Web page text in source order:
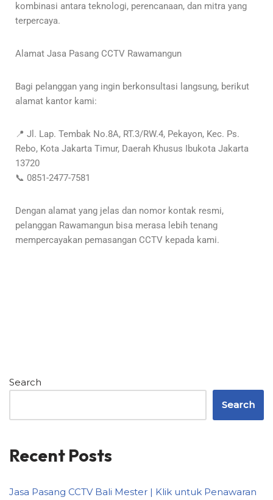
kombinasi antara teknologi, perencanaan, dan mitra yang
terpercaya.
Alamat Jasa Pasang CCTV Rawamangun
Bagi pelanggan yang ingin berkonsultasi langsung, berikut
alamat kantor kami:
📍 Jl. Lap. Tembak No.8A, RT.3/RW.4, Pekayon, Kec. Ps.
Rebo, Kota Jakarta Timur, Daerah Khusus Ibukota Jakarta
13720
📞 0851-2477-7581
Dengan alamat yang jelas dan nomor kontak resmi,
pelanggan Rawamangun bisa merasa lebih tenang
mempercayakan pemasangan CCTV kepada kami.
Search
Search
Recent Posts
Jasa Pasang CCTV Bali Mester | Klik untuk Penawaran